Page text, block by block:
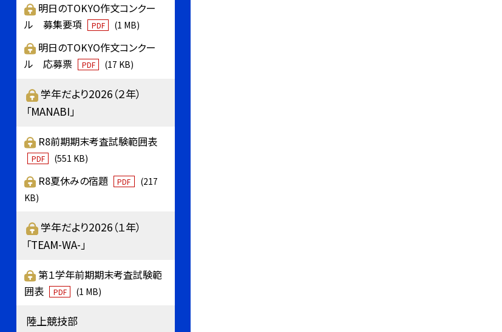
明日のTOKYO作文コンクー
ル 募集要項
PDF (1 MB)
明日のTOKYO作文コンクー
ル 応募票
PDF (17 KB)
学年だより2026（２年）
「MANABI」
R8前期期末考査試験範囲表
PDF (551 KB)
R8夏休みの宿題 PDF
(217
KB)
学年だより2026（１年）
「TEAM-WA-」
第１学年前期期末考査試験範
囲表
PDF (1 MB)
陸上競技部